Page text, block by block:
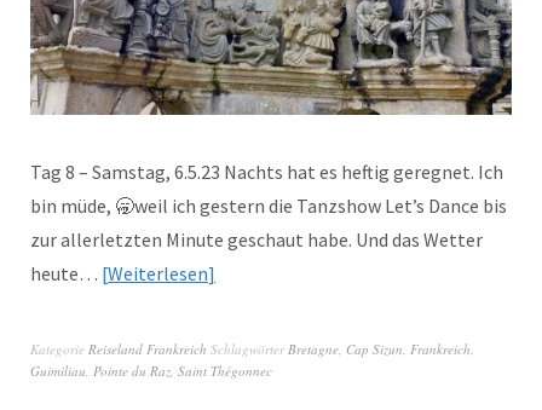
Tag 8 – Samstag, 6.5.23 Nachts hat es heftig geregnet. Ich
bin müde, 🥱weil ich gestern die Tanzshow Let’s Dance bis
zur allerletzten Minute geschaut habe. Und das Wetter
heute… Weiterlesen
Kategorie Reiseland Frankreich SchlagwörterBretagne, Cap Sizun, Frankreich,
Guimiliau, Pointe du Raz, Saint Thégonnec